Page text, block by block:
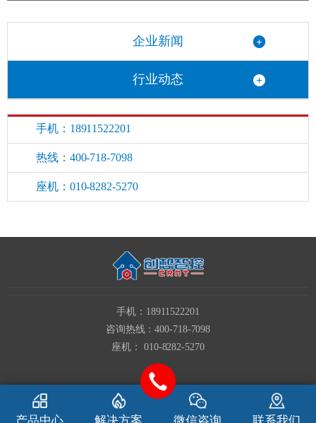
企业新闻
行业动态
手机：18911522201
热线：400-718-7098
座机：010-8282-5270
手机：18911522201
咨询热线：400-718-7098
座机： 010-8282-5270